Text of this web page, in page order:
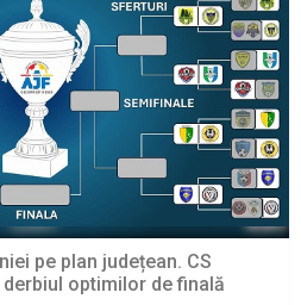
pe plan județean. CS
optimilor de finală